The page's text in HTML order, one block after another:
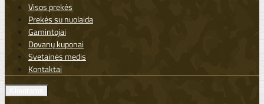
Visos prekės
Prekės su nuolaida
Gamintojai
Dovanų kuponai
Svetainės medis
Kontaktai